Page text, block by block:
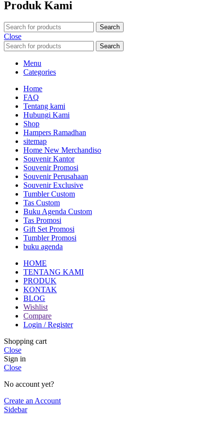
Produk Kami
Search
Close
Search
Menu
Categories
Home
FAQ
Tentang kami
Hubungi Kami
Shop
Hampers Ramadhan
sitemap
Home New Merchandiso
Souvenir Kantor
Souvenir Promosi
Souvenir Perusahaan
Souvenir Exclusive
Tumbler Custom
Tas Custom
Buku Agenda Custom
Tas Promosi
Gift Set Promosi
Tumbler Promosi
buku agenda
HOME
TENTANG KAMI
PRODUK
KONTAK
BLOG
Wishlist
Compare
Login / Register
Shopping cart
Close
Sign in
Close
No account yet?
Create an Account
Sidebar